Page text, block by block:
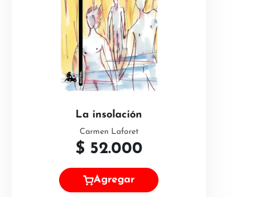
La insolación
Carmen Laforet
$ 52.000
Agregar